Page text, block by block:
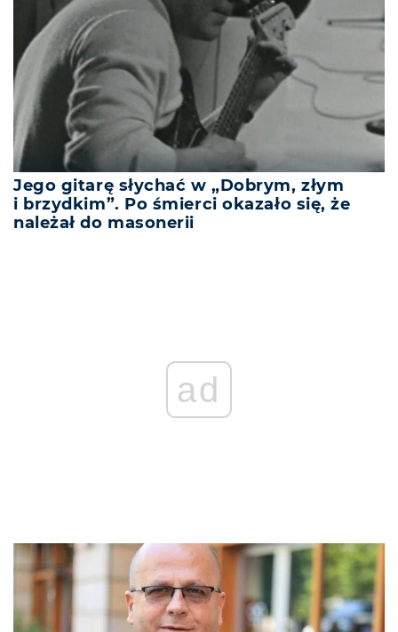
Jego gitarę słychać w „Dobrym, złym
i brzydkim”. Po śmierci okazało się, że
należał do masonerii
ad